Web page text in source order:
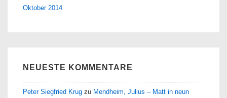
Oktober 2014
NEUESTE KOMMENTARE
Peter Siegfried Krug zu Mendheim, Julius – Matt in neun